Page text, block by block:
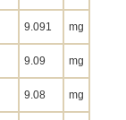
9.091 mg
9.09 mg
9.08 mg